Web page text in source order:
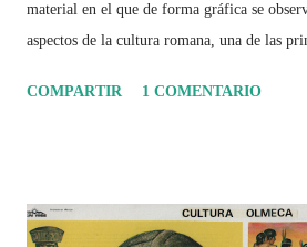
material en el que de forma gráfica se
aspectos de la cultura romana, una de las
COMPARTIR
1 COMENTARIO